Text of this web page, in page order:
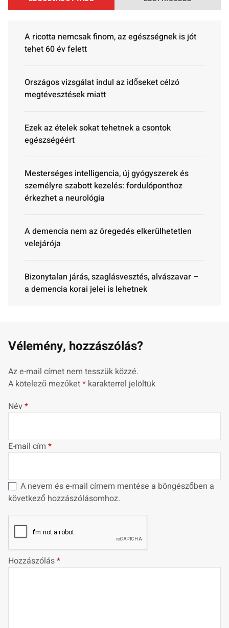
A ricotta nemcsak finom, az egészségnek is jót
tehet 60 év felett
Országos vizsgálat indul az időseket célzó
megtévesztések miatt
Ezek az ételek sokat tehetnek a csontok
egészségéért
Mesterséges intelligencia, új gyógyszerek és
személyre szabott kezelés: fordulóponthoz
érkezhet a neurológia
A demencia nem az öregedés elkerülhetetlen
velejárója
Bizonytalan járás, szaglásvesztés, alvászavar –
a demencia korai jelei is lehetnek
Vélemény, hozzászólás?
Az e-mail címet nem tesszük közzé.
A kötelező mezőket* karakterrel jelöltük
Név*
E-mail cím *
A nevem és e-mail címem mentése a böngészőben a
következő hozzászólásomhoz.
Hozzászólás*